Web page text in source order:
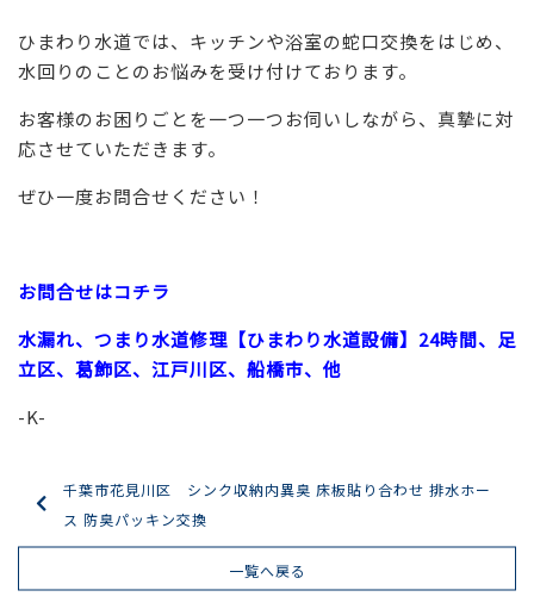
ひまわり水道では、キッチンや浴室の蛇口交換をはじめ、
水回りのことのお悩みを受け付けております。
お客様のお困りごとを一つ一つお伺いしながら、真摯に対
応させていただきます。
ぜひ一度お問合せください！
お問合せはコチラ
水漏れ、つまり水道修理【ひまわり水道設備】24時間、足
立区、葛飾区、江戸川区、船橋市、他
-K-
千葉市花見川区 シンク収納内異臭 床板貼り合わせ 排水ホー
ス 防臭パッキン交換
一覧へ戻る